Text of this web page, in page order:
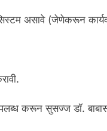
असावे (जेणेकरून
करून सुसज्ज डॉ.